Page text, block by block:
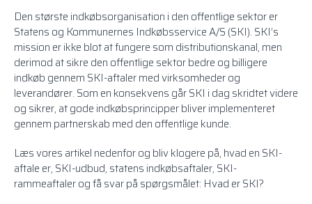
Den største indkøbsorganisation i den offentlige sektorer
Statens og Kommunernes Indkøbsservice A/S (SKI). SKI’s
mission er ikke blot at fungere som distributionskanal, men
derimod at sikre den offentlige sektor bedre og billigere
indkøb gennem SKI-aftaler med virksomheder og
leverandører. Som en konsekvens går SKI i dag skridtet videre
og sikrer, at gode indkøbsprincipper bliver implementeret
gennem partnerskab med den offentlige kunde.
Læs vores artikel nedenfor og bliv klogere på, hvad en SKI-
aftale er, SKI-udbud, statens indkøbsaftaler, SKI-
rammeaftaler og få svar på spørgsmålet: Hvad er SKI?